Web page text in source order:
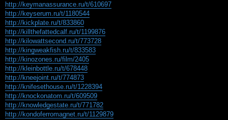
http://keymanassurance.ru/t/610697
http://keyserum.ru/t/1180544
http://kickplate.ru/t/833860
http://killthefattedcalf.ru/t/1199876
http://kilowattsecond.ru/t/773728
http://kingweakfish.ru/t/833583
http://kinozones.ru/film/2405
http://kleinbottle.ru/t/678448
http://kneejoint.ru/t/774873
http://knifesethouse.ru/t/1228394
http://knockonatom.ru/t/609509
http://knowledgestate.ru/t/771782
http://kondoferromagnet.ru/t/1129879